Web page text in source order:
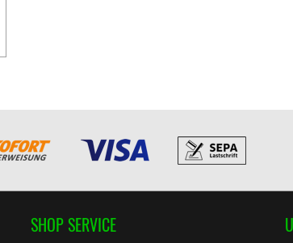
SHOP SERVICE